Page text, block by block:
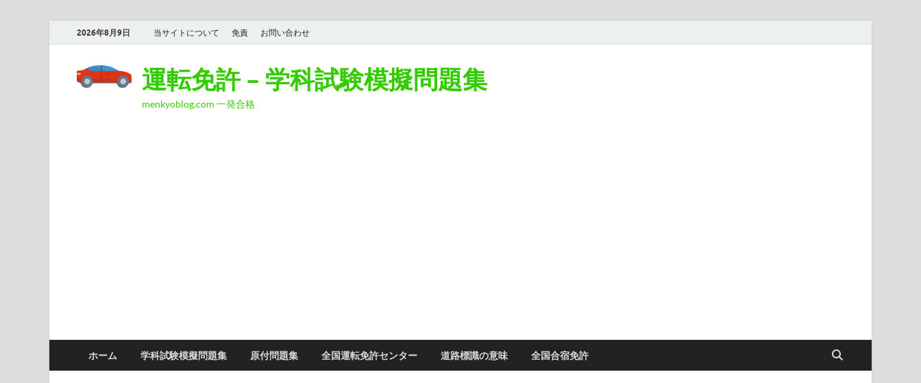
2026年8月9日 当サイトについて 免責 お問い合わせ
運転免許 – 学科試験模擬問題集
menkyoblog.com 一発合格
ホーム 学科試験模擬問題集 原付問題集 全国運転免許センター 道路標識の意味 全国合宿免許